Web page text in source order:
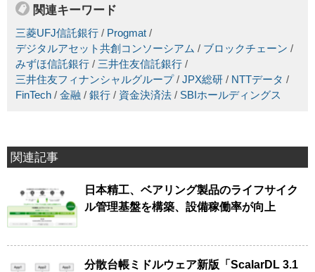
関連キーワード
三菱UFJ信託銀行 / Progmat /
デジタルアセット共創コンソーシアム / ブロックチェーン /
みずほ信託銀行 / 三井住友信託銀行 /
三井住友フィナンシャルグループ/ JPX総研 / NTTデータ /
FinTech / 金融 / 銀行 / 資金決済法 / SBIホールディングス
関連記事
日本精工、ベアリング製品のライフサイク
ル管理基盤を構築、設備稼働率が向上
分散台帳ミドルウェア新版「ScalarDL 3.1